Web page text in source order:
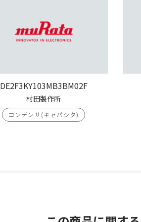
DE2F3KY103MB3BM02F
村田製作所
コンデンサ(キャパシタ)